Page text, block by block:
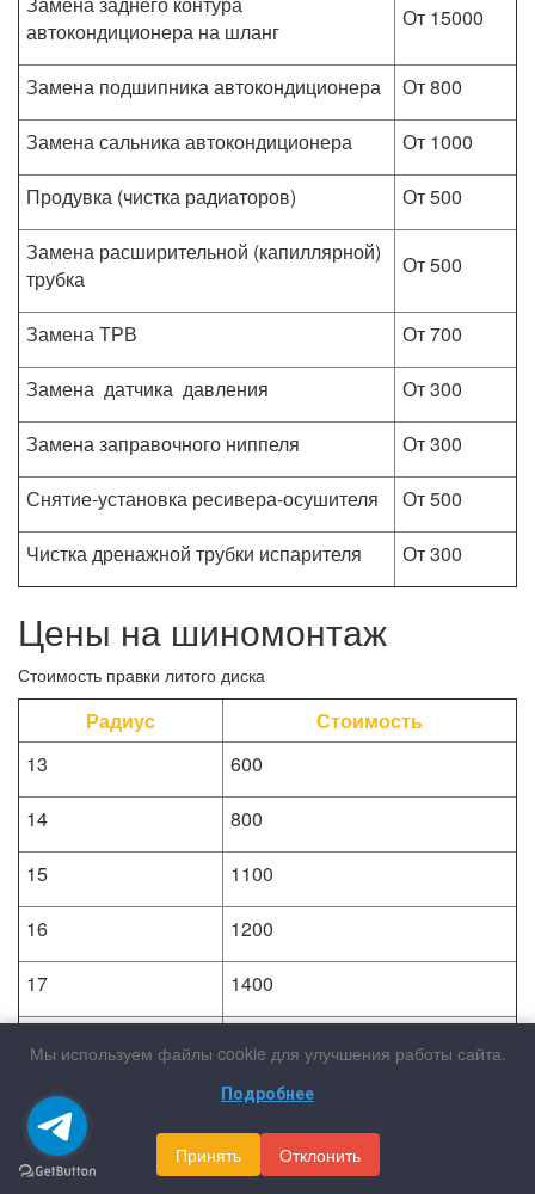
автокондиционера на шланг
От 15000
Замена подшипника автокондиционера
От 800
Замена сальника автокондиционера
От 1000
Продувка (чистка радиаторов)
От 500
Замена расширительной (капиллярной)
трубка
От 500
Замена ТРВ
От 700
Замена датчика давления
От 300
Замена заправочного ниппеля
От 300
Снятие-установка ресивера-осушителя
От 500
Чистка дренажной трубки испарителя
От 300
Цены на шиномонтаж
Стоимость правки литого диска
Радиус
Стоимость
13
600
14
800
15
1100
16
1200
17
1400
19
2200
20
2600
Мы используем файлы cookie для улучшения работы сайта.
Подробнее
Принять Отклонить